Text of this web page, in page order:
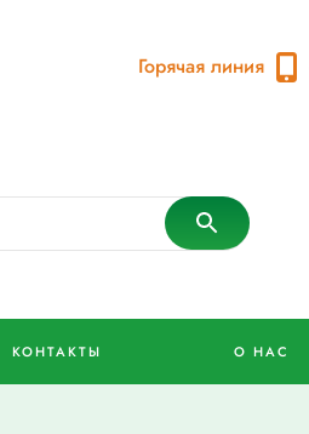
Горячая линия
КОНТАКТЫ О НАС